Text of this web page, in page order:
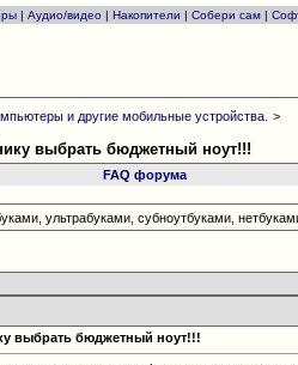
| Аудио/видео | Накопители | Собери сам |
и другие мобильные устройства.
>
выбрать бюджетный ноут!!!
FAQ форума
ультрабуками, субноутбуками,
выбрать бюджетный ноут!!!